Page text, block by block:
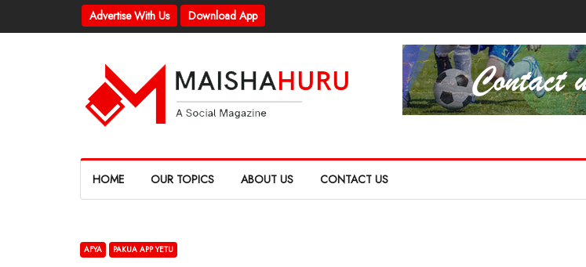
Advertise With Us Download App
HOME OUR TOPICS ABOUT US CONTACT US
AFYA PAKUA APP YETU